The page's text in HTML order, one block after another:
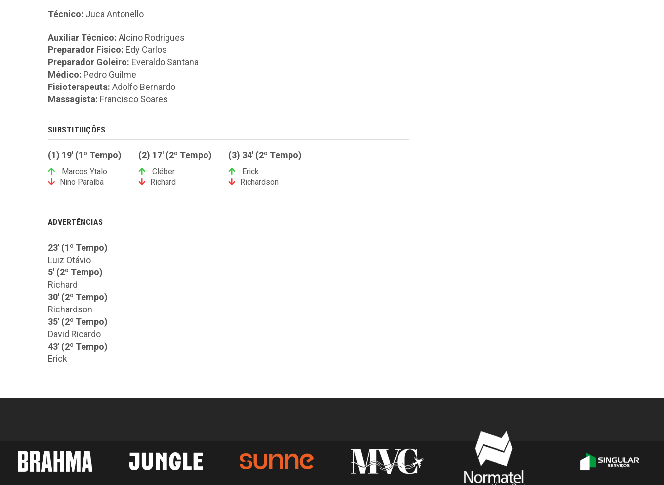
Técnico: Juca Antonello
Auxiliar Técnico: Alcino Rodrigues
Preparador Fisico: Edy Carlos
Preparador Goleiro: Everaldo Santana
Médico: Pedro Guilme
Fisioterapeuta: Adolfo Bernardo
Massagista: Francisco Soares
SUBSTITUIÇÕES
(1) 19' (1º Tempo)
Marcos Ytalo
Nino Paraíba
(2) 17' (2º Tempo)
Cléber
Richard
(3) 34' (2º Tempo)
Erick
Richardson
ADVERTÊNCIAS
23' (1º Tempo)
Luiz Otávio
5' (2º Tempo)
Richard
30' (2º Tempo)
Richardson
35' (2º Tempo)
David Ricardo
43' (2º Tempo)
Erick